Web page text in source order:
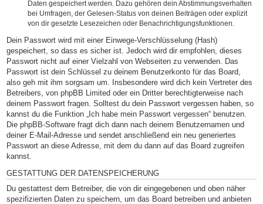
Daten gespeichert werden. Dazu gehören dein Abstimmungsverhalten
bei Umfragen, der Gelesen-Status von deinen Beiträgen oder explizit
von dir gesetzte Lesezeichen oder Benachrichtigungsfunktionen.
Dein Passwort wird mit einer Einwege-Verschlüsselung (Hash)
gespeichert, so dass es sicher ist. Jedoch wird dir empfohlen, dieses
Passwort nicht auf einer Vielzahl von Webseiten zu verwenden. Das
Passwort ist dein Schlüssel zu deinem Benutzerkonto für das Board,
also geh mit ihm sorgsam um. Insbesondere wird dich kein Vertreter des
Betreibers, von phpBB Limited oder ein Dritter berechtigterweise nach
deinem Passwort fragen. Solltest du dein Passwort vergessen haben, so
kannst du die Funktion „Ich habe mein Passwort vergessen“ benutzen.
Die phpBB-Software fragt dich dann nach deinem Benutzernamen und
deiner E-Mail-Adresse und sendet anschließend ein neu generiertes
Passwort an diese Adresse, mit dem du dann auf das Board zugreifen
kannst.
GESTATTUNG DER DATENSPEICHERUNG
Du gestattest dem Betreiber, die von dir eingegebenen und oben näher
spezifizierten Daten zu speichern, um das Board betreiben und anbieten